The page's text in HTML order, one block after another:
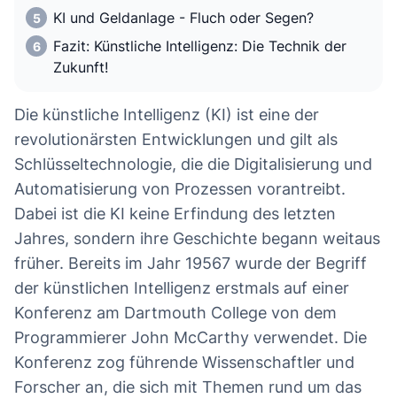
KI und Geldanlage - Fluch oder Segen?
Fazit: Künstliche Intelligenz: Die Technik der
Zukunft!
Die künstliche Intelligenz (KI) ist eine der
revolutionärsten Entwicklungen und gilt als
Schlüsseltechnologie, die die Digitalisierung und
Automatisierung von Prozessen vorantreibt.
Dabei ist die KI keine Erfindung des letzten
Jahres, sondern ihre Geschichte begann weitaus
früher. Bereits im Jahr 19567 wurde der Begriff
der künstlichen Intelligenz erstmals auf einer
Konferenz am Dartmouth College von dem
Programmierer John McCarthy verwendet. Die
Konferenz zog führende Wissenschaftler und
Forscher an, die sich mit Themen rund um das